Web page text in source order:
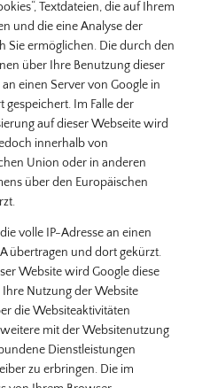
Textdateien, die auf Ihrem
und die eine Analyse der
Sie ermöglichen. Die durch den
über Ihre Benutzung dieser
einen Server von Google in
Im Falle der
auf dieser Webseite wird
innerhalb von
Union oder in anderen
über den Europäischen
volle IP-Adresse an einen
übertragen und dort gekürzt.
Website wird Google diese
Nutzung der Website
die Websiteaktivitäten
mit der Websitenutzung
Dienstleistungen
zu erbringen. Die im